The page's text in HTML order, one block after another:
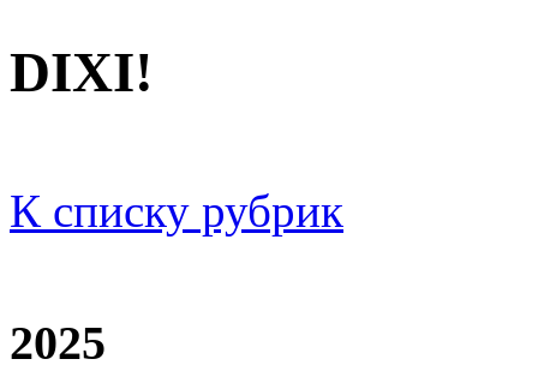
DIXI!
К списку рубрик
2025